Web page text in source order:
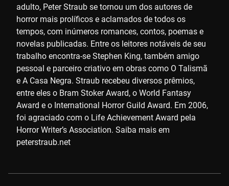
adulto, Peter Straub se tornou um dos autores de
horror mais prolíficos e aclamados de todos os
tempos, com inúmeros romances, contos, poemas e
novelas publicadas. Entre os leitores notáveis de seu
trabalho encontra-se Stephen King, também amigo
pessoal e parceiro criativo em obras como O Talismã
e A Casa Negra. Straub recebeu diversos prêmios,
entre eles o Bram Stoker Award, o World Fantasy
Award e o International Horror Guild Award. Em 2006,
foi agraciado com o Life Achievement Award pela
Horror Writer’s Association. Saiba mais em
peterstraub.net